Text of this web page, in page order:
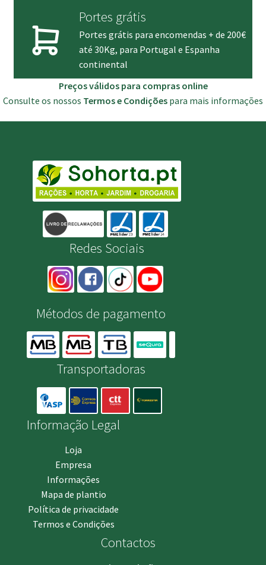
Portes grátis
Portes grátis para encomendas + de 200€
até 30Kg, para Portugal e Espanha
continental
Preços válidos para compras online
Consulte os nossos Termos e Condições para mais informações
Redes Sociais
Métodos de pagamento
Transportadoras
Informação Legal
Loja
Empresa
Informações
Mapa de plantio
Política de privacidade
Termos e Condições
Contactos